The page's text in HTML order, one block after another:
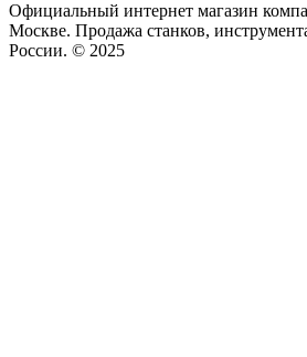
Официальный интернет магазин
Москве. Продажа станков,
России. © 2025